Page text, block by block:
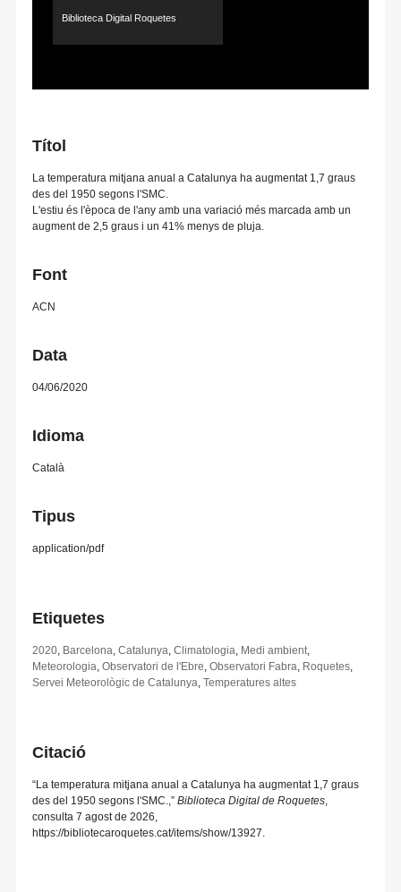
Biblioteca Digital Roquetes
Títol
La temperatura mitjana anual a Catalunya ha augmentat 1,7 graus
des del 1950 segons l'SMC.
L'estiu és l'època de l'any amb una variació més marcada amb un
augment de 2,5 graus i un 41% menys de pluja.
Font
ACN
Data
04/06/2020
Idioma
Català
Tipus
application/pdf
Etiquetes
2020 Barcelona Catalunya Climatologia Medi ambient
Meteorologia Observatori de l'Ebre Observatori Fabra Roquetes
Servei Meteorològic de Catalunya Temperatures altes
Citació
“La temperatura mitjana anual a Catalunya ha augmentat 1,7 graus
des del 1950 segons l'SMC.,” Biblioteca Digital de Roquetes
consulta 7 agost de 2026,
https://bibliotecaroquetes.cat/items/show/13927